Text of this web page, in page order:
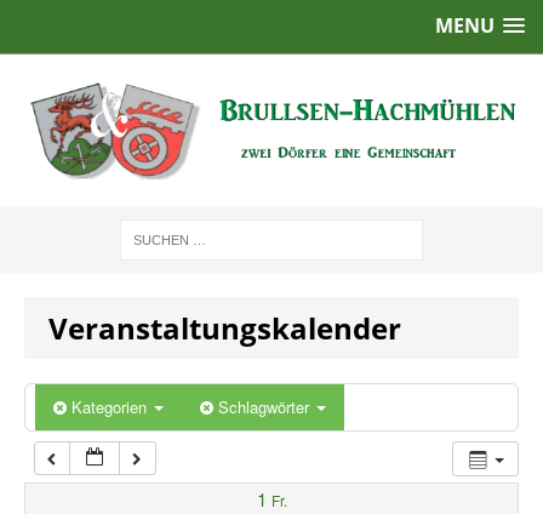
MENU
Veranstaltungskalender
Kategorien Schlagwörter
1 Fr.
2:00
5:00
7:00